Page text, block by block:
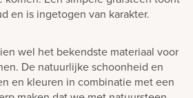
en is ingetogen van karakter.
wel het bekendste materiaal voor
De natuurlijke schoonheid en
en kleuren in combinatie met een